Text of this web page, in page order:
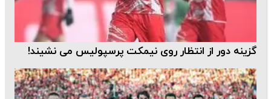
گزینه دور از انتظار روی نیمکت پرسپولیس می نشیند!